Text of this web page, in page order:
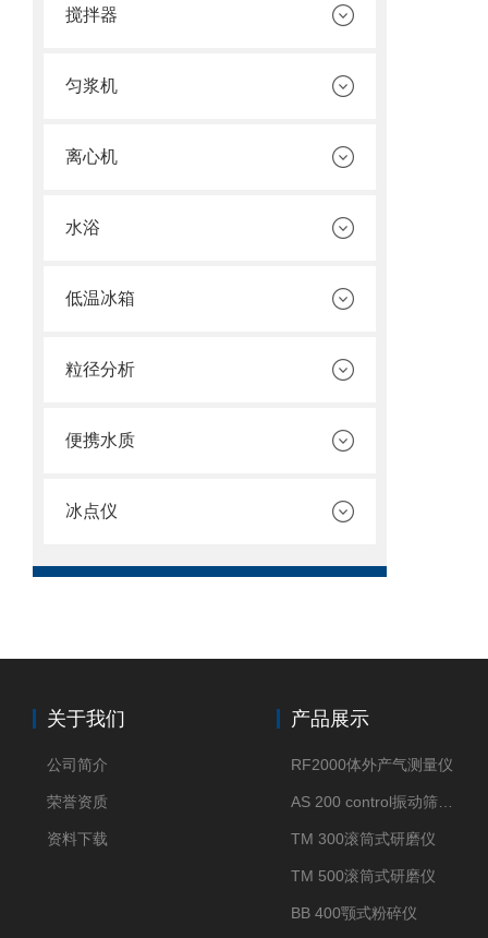
搅拌器
匀浆机
离心机
水浴
低温冰箱
粒径分析
便携水质
冰点仪
关于我们
公司简介
荣誉资质
资料下载
产品展示
RF2000体外产气测量仪
TM 300滚筒式研磨仪
TM 500滚筒式研磨仪
BB 400颚式粉碎仪